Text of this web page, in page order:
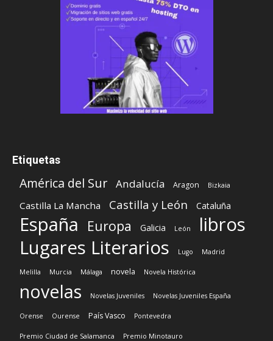
Etiquetas
América del Sur Andalucía Aragon Bizkaia
Castilla La Mancha Castilla y León Cataluña
España Europa Galicia León
libros
Lugares Literarios
Lugo Madrid
Melilla Murcia Málaga novela Novela Histórica
novelas Novelas Juveniles Novelas Juveniles España
Orense Ourense País Vasco Pontevedra
Premio Ciudad de Salamanca Premio Minotauro